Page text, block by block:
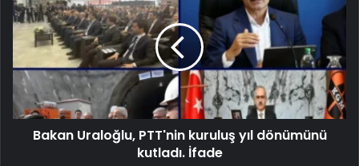
Bakan Uraloğlu, PTT'nin kuruluş yıl dönümünü
kutladı. İfade